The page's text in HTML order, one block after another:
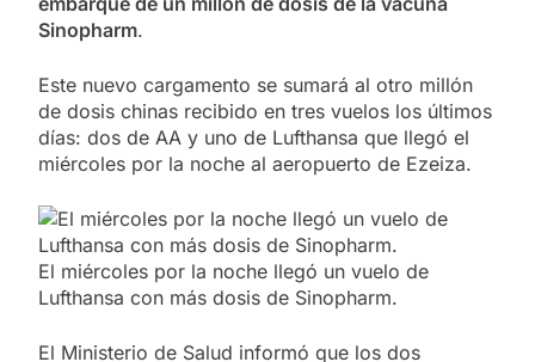
Sinopharm.
Este nuevo cargamento se sumará al otro millón
de dosis chinas recibido en tres vuelos los últimos
días: dos de AA y uno de Lufthansa que llegó el
miércoles por la noche al aeropuerto de Ezeiza.
El miércoles por la noche llegó un vuelo de
Lufthansa con más dosis de Sinopharm.
El Ministerio de Salud informó que los dos